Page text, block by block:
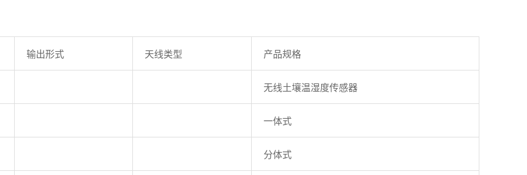
输出形式 天线类型 产品规格
无线土壤温湿度传感器
一体式
分体式